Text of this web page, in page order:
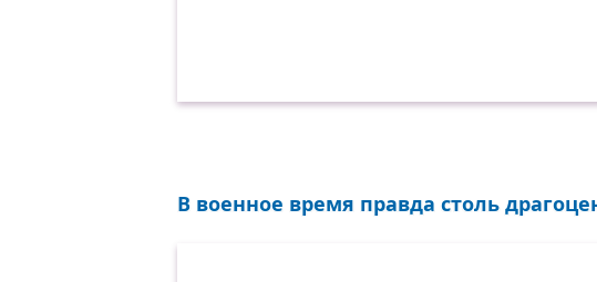
В военное время правда столь